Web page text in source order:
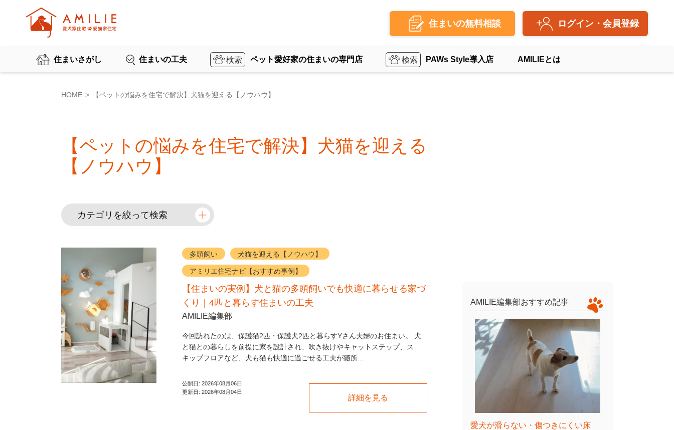
住まいの無料相談 ログイン・会員登録
住まいさがし 住まいの工夫 ペット愛好家の住まいの専門店 PAWs Style導入店 AMILIEとは
HOME 【ペットの悩みを住宅で解決】犬猫を迎える【ノウハウ】
【ペットの悩みを住宅で解決】犬猫を迎える
【ノウハウ】
カテゴリを絞って検索
多頭飼い 犬猫を迎える【ノウハウ】
アミリエ住宅ナビ【おすすめ事例】
【住まいの実例】犬と猫の多頭飼いでも快適に暮らせる家づ
くり｜4匹と暮らす住まいの工夫
AMILIE編集部
今回訪れたのは、保護猫2匹・保護犬2匹と暮らすYさん夫婦のお住まい。 犬
と猫との暮らしを前提に家を設計され、吹き抜けやキャットステップ、ス
キップフロアなど、犬も猫も快適に過ごせる工夫が随所...
公開日: 2026年08月06日
更新日: 2026年08月04日
詳細を見る
AMILIE編集部おすすめ記事
愛犬が滑らない・傷つきにくい床